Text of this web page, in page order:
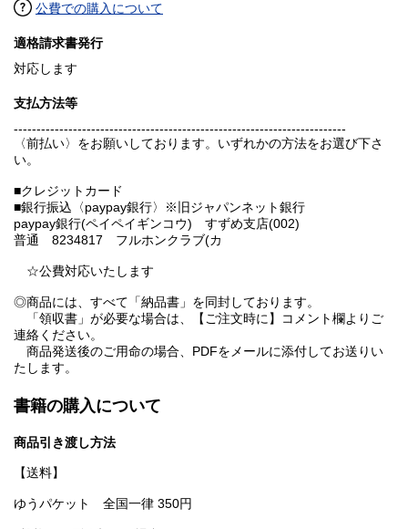
公費での購入について
適格請求書発行
対応します
支払方法等
-------------------------------------------------------------------------
〈前払い〉をお願いしております。いずれかの方法をお選び下さ
い。
■クレジットカード
■銀行振込〈paypay銀行〉※旧ジャパンネット銀行
paypay銀行(ペイペイギンコウ) すずめ支店(002)
普通 8234817 フルホンクラブ(カ
☆公費対応いたします
◎商品には、すべて「納品書」を同封しております。
「領収書」が必要な場合は、【ご注文時に】コメント欄よりご
連絡ください。
商品発送後のご用命の場合、PDFをメールに添付してお送りい
たします。
書籍の購入について
商品引き渡し方法
【送料】
ゆうパケット 全国一律 350円